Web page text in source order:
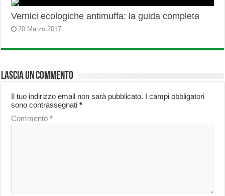
Vernici ecologiche antimuffa: la guida completa
20 Marzo 2017
Lascia un commento
Il tuo indirizzo email non sarà pubblicato. I campi obbligatori
sono contrassegnati*
Commento*